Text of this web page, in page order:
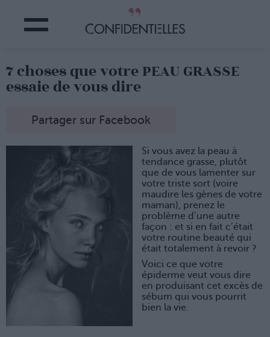
7 choses que votre PEAU GRASSE
essaie de vous dire
Partager sur Facebook
Si vous avez la peau à
tendance grasse, plutôt
que de vous lamenter sur
votre triste sort (voire
maudire les gènes de votre
maman), prenez le
problème d’une autre
façon : et si en fait c’était
votre routine beauté qui
était totalement à revoir ?
Voici ce que votre
épiderme veut vous dire
en produisant cet excès de
sébum qui vous pourrit
bien la vie.